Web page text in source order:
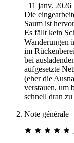
11 janv. 2026
Die
Saum ist
Es fällt kein
Wanderungen
im
bei
aufgesetzte
(eher die
verstauen, um
schnell dran
Note générale